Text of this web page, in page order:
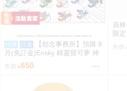
預購 訂金
【怨念事務所】預購 9
月(免訂金)Ensky 精靈寶可夢 神
奇寶貝 30週年 1000片拼圖 傳說
寶可夢 0809
售價 650
員
限
雄
售價